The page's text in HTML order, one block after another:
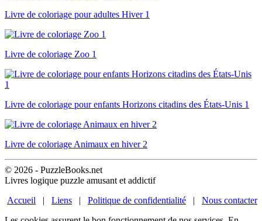
Livre de coloriage pour adultes Hiver 1
Livre de coloriage Zoo 1
Livre de coloriage pour enfants Horizons citadins des États-Unis 1
Livre de coloriage Animaux en hiver 2
© 2026 - PuzzleBooks.net
Livres logique puzzle amusant et addictif
Accueil | Liens | Politique de confidentialité | Nous contacter